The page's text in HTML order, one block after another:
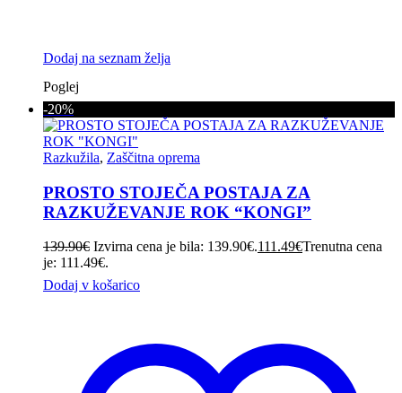
Dodaj na seznam želja
Poglej
-20%
Razkužila, Zaščitna oprema
PROSTO STOJEČA POSTAJA ZA
RAZKUŽEVANJE ROK “KONGI”
139.90€ Izvirna cena je bila: 139.90€.111.49€Trenutna cena
je: 111.49€.
Dodaj v košarico